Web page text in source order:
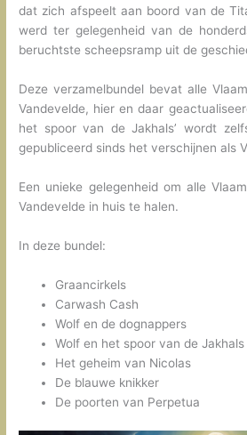
dat zich afspeelt aan boord van de
werd ter gelegenheid van de
beruchtste scheepsramp uit de
Deze verzamelbundel bevat alle
Vandevelde, hier en daar
het spoor van de Jakhals’ wordt
gepubliceerd sinds het verschijnen als
Een unieke gelegenheid om alle
Vandevelde in huis te halen.
In deze bundel:
Graancirkels
Carwash Cash
Wolf en de dognappers
Wolf en het spoor van de Jakhals
Het geheim van Nicolas
De blauwe knikker
De poorten van Perpetua